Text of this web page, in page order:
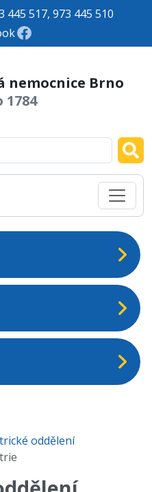
445 517, 973 445 510
nemocnice Brno
1784
oddělení